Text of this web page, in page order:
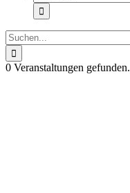
nach:
Suche
nach:
0 Veranstaltungen gefunden.